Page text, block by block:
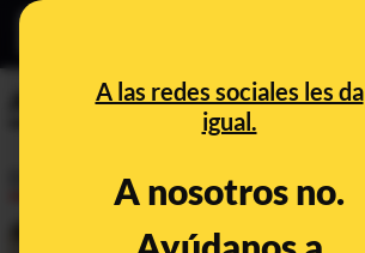
A las redes sociales les da
igual.
A nosotros no.
Anita y sus dos mamás